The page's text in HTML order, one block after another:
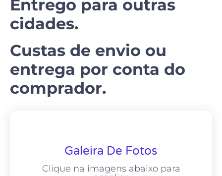
Entrego para outras
cidades.
Custas de envio ou
entrega por conta do
comprador.
Galeira De Fotos
Clique na imagens abaixo para